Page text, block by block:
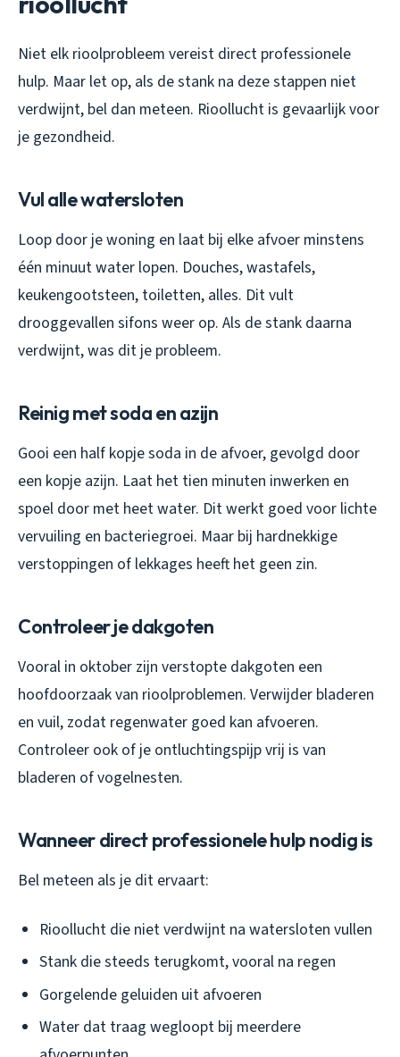
Niet elk rioolprobleem vereist direct professionele
hulp. Maar let op, als de stank na deze stappen niet
verdwijnt, bel dan meteen. Rioollucht is gevaarlijk voor
je gezondheid.
Vul alle watersloten
Loop door je woning en laat bij elke afvoer minstens
één minuut water lopen. Douches, wastafels,
keukengootsteen, toiletten, alles. Dit vult
drooggevallen sifons weer op. Als de stank daarna
verdwijnt, was dit je probleem.
Reinig met soda en azijn
Gooi een half kopje soda in de afvoer, gevolgd door
een kopje azijn. Laat het tien minuten inwerken en
spoel door met heet water. Dit werkt goed voor lichte
vervuiling en bacteriegroei. Maar bij hardnekkige
verstoppingen of lekkages heeft het geen zin.
Controleer je dakgoten
Vooral in oktober zijn verstopte dakgoten een
hoofdoorzaak van rioolproblemen. Verwijder bladeren
en vuil, zodat regenwater goed kan afvoeren.
Controleer ook of je ontluchtingspijp vrij is van
bladeren of vogelnesten.
Wanneer direct professionele hulp nodig is
Bel meteen als je dit ervaart:
Rioollucht die niet verdwijnt na watersloten vullen
Stank die steeds terugkomt, vooral na regen
Gorgelende geluiden uit afvoeren
Water dat traag wegloopt bij meerdere